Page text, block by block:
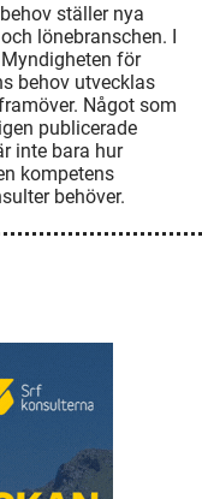
ställer nya
lönebranschen. I
för
behov utvecklas
Något som
publicerade
inte bara hur
kompetens
behöver.